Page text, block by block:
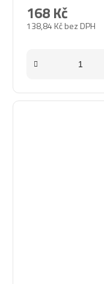
138,84 Kč bez DPH
168 Kč